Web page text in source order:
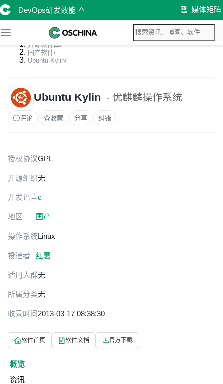
DevOps研发效能 媒体矩阵
开源软件库/
国产软件/
Ubuntu Kylin/
Ubuntu Kylin - 优麒麟操作系统
评论 收藏 分享 纠错
授权协议GPL
开源组织无
开发语言c
地区 国产
操作系统Linux
投递者 红薯
适用人群无
所属分类无
收录时间2013-03-17 08:38:30
软件首页 软件文档 官方下载
概览
资讯